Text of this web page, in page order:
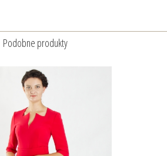
Podobne produkty